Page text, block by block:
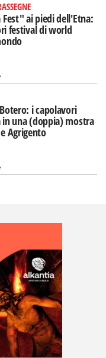
ai piedi dell'Etna:
festival di world
i capolavori
una (doppia) mostra
Agrigento